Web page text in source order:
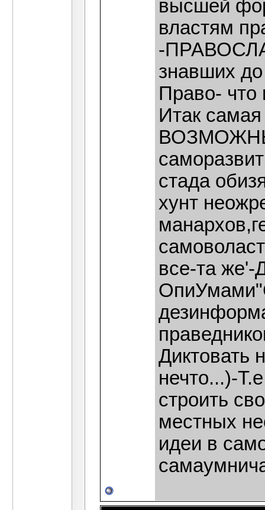
высшей
властям
-
знавших
Право- что
Итак
стада
хунт
все-та же'-
Диктовать
нечто...)-
строить
местных
идеи в